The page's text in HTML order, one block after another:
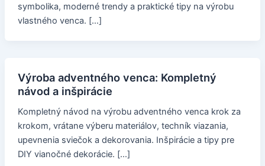
symbolika, moderné trendy a praktické tipy na výrobu
vlastného venca. […]
Výroba adventného venca: Kompletný
návod a inšpirácie
Kompletný návod na výrobu adventného venca krok za
krokom, vrátane výberu materiálov, techník viazania,
upevnenia sviečok a dekorovania. Inšpirácie a tipy pre
DIY vianočné dekorácie. […]